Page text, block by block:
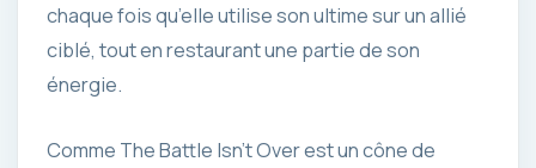
chaque fois qu’elle utilise son ultime sur un allié
ciblé, tout en restaurant une partie de son
énergie.
Comme The Battle Isn’t Over est un cône de